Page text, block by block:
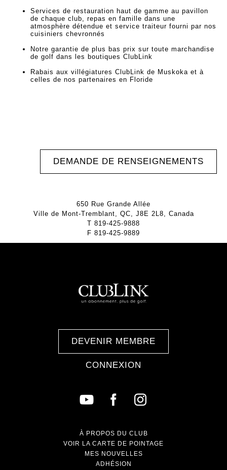
Services de restauration haut de gamme au pavillon
de chaque club, repas en famille dans une
atmosphère détendue et service traiteur fourni par nos
cuisiniers chevronnés
Notre garantie de plus bas prix sur toute marchandise
de golf dans les boutiques ClubLink
Rabais aux villégiatures ClubLink de Muskoka et à
celles de nos partenaires en Floride
DEMANDE DE RENSEIGNEMENTS
650 Rue Grande Allée
Ville de Mont-Tremblant, QC, J8E 2L8, Canada
T 819-425-9888
F 819-425-9889
DEVENIR MEMBRE
CONNEXION
À PROPOS DU CLUB
VOIR LA CARTE DE POINTAGE
MES NOUVELLES
ADHÉSION